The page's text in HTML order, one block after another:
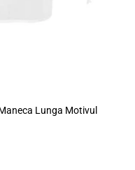
Lunga Motivul